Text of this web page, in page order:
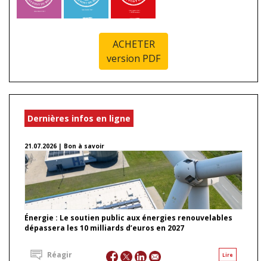
ACHETER
version PDF
Dernières infos en ligne
21.07.2026 | Bon à savoir
Énergie : Le soutien public aux énergies renouvelables
dépassera les 10 milliards d’euros en 2027
Lire
Réagir